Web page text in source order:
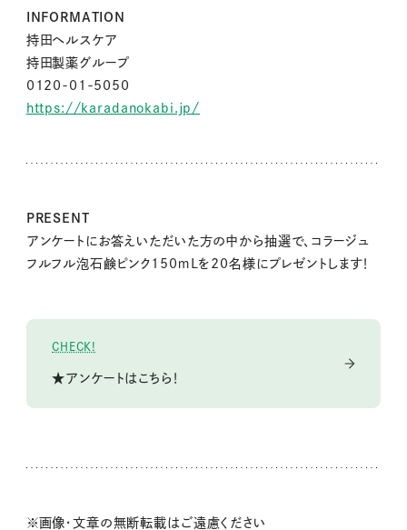
INFORMATION
持田ヘルスケア
持田製薬グループ
0120-01-5050
https://karadanokabi.jp/
PRESENT
アンケートにお答えいただいた方の中から抽選で、コラージュ
フルフル泡石鹸ピンク150ｍLを20名様にプレゼントします！
CHECK!
★アンケートはこちら！
※画像・文章の無断転載はご遠慮ください